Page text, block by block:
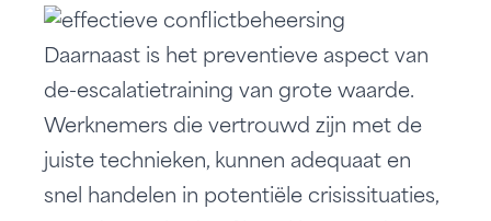
Daarnaast is het preventieve aspect van
de-escalatietraining van grote waarde.
Werknemers die vertrouwd zijn met de
juiste technieken, kunnen adequaat en
snel handelen in potentiële crisissituaties,